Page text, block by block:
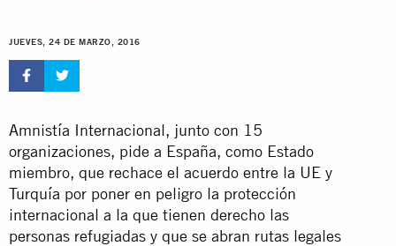
JUEVES, 24 DE MARZO, 2016
Amnistía Internacional, junto con 15
organizaciones, pide a España, como Estado
miembro, que rechace el acuerdo entre la UE y
Turquía por poner en peligro la protección
internacional a la que tienen derecho las
personas refugiadas y que se abran rutas legales